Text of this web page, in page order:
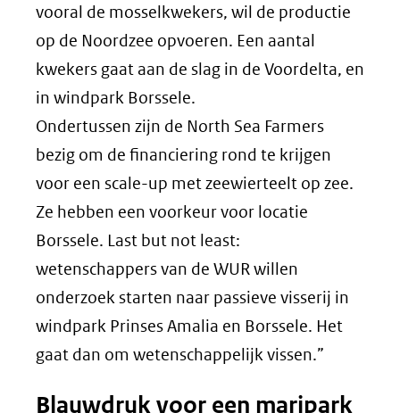
vooral de mosselkwekers, wil de productie
op de Noordzee opvoeren. Een aantal
kwekers gaat aan de slag in de Voordelta, en
in windpark Borssele.
Ondertussen zijn de North Sea Farmers
bezig om de financiering rond te krijgen
voor een scale-up met zeewierteelt op zee.
Ze hebben een voorkeur voor locatie
Borssele. Last but not least:
wetenschappers van de WUR willen
onderzoek starten naar passieve visserij in
windpark Prinses Amalia en Borssele. Het
gaat dan om wetenschappelijk vissen.”
Blauwdruk voor een maripark